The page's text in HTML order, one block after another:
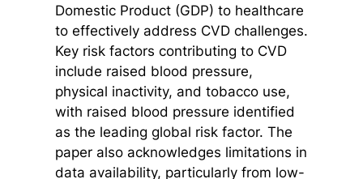
Domestic Product (GDP) to healthcare
to effectively address CVD challenges.
Key risk factors contributing to CVD
include raised blood pressure,
physical inactivity, and tobacco use,
with raised blood pressure identified
as the leading global risk factor. The
paper also acknowledges limitations in
data availability, particularly from low-